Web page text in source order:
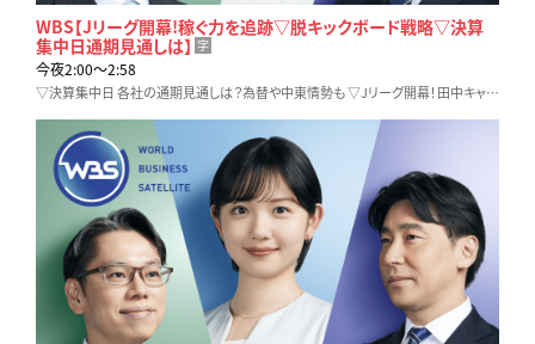
WBS【Jリーグ開幕!稼ぐ力を追跡▽脱キックボード戦略▽決算
集中日通期見通しは】 字
今夜2:00〜2:58
▽決算集中日 各社の通期見通しは？為替や中東情勢も ▽Jリーグ開幕！田中キャスターがスポーツの稼ぐ力を追跡 ▽脱キックボードに舵を切った大手シェアモビリティの狙い